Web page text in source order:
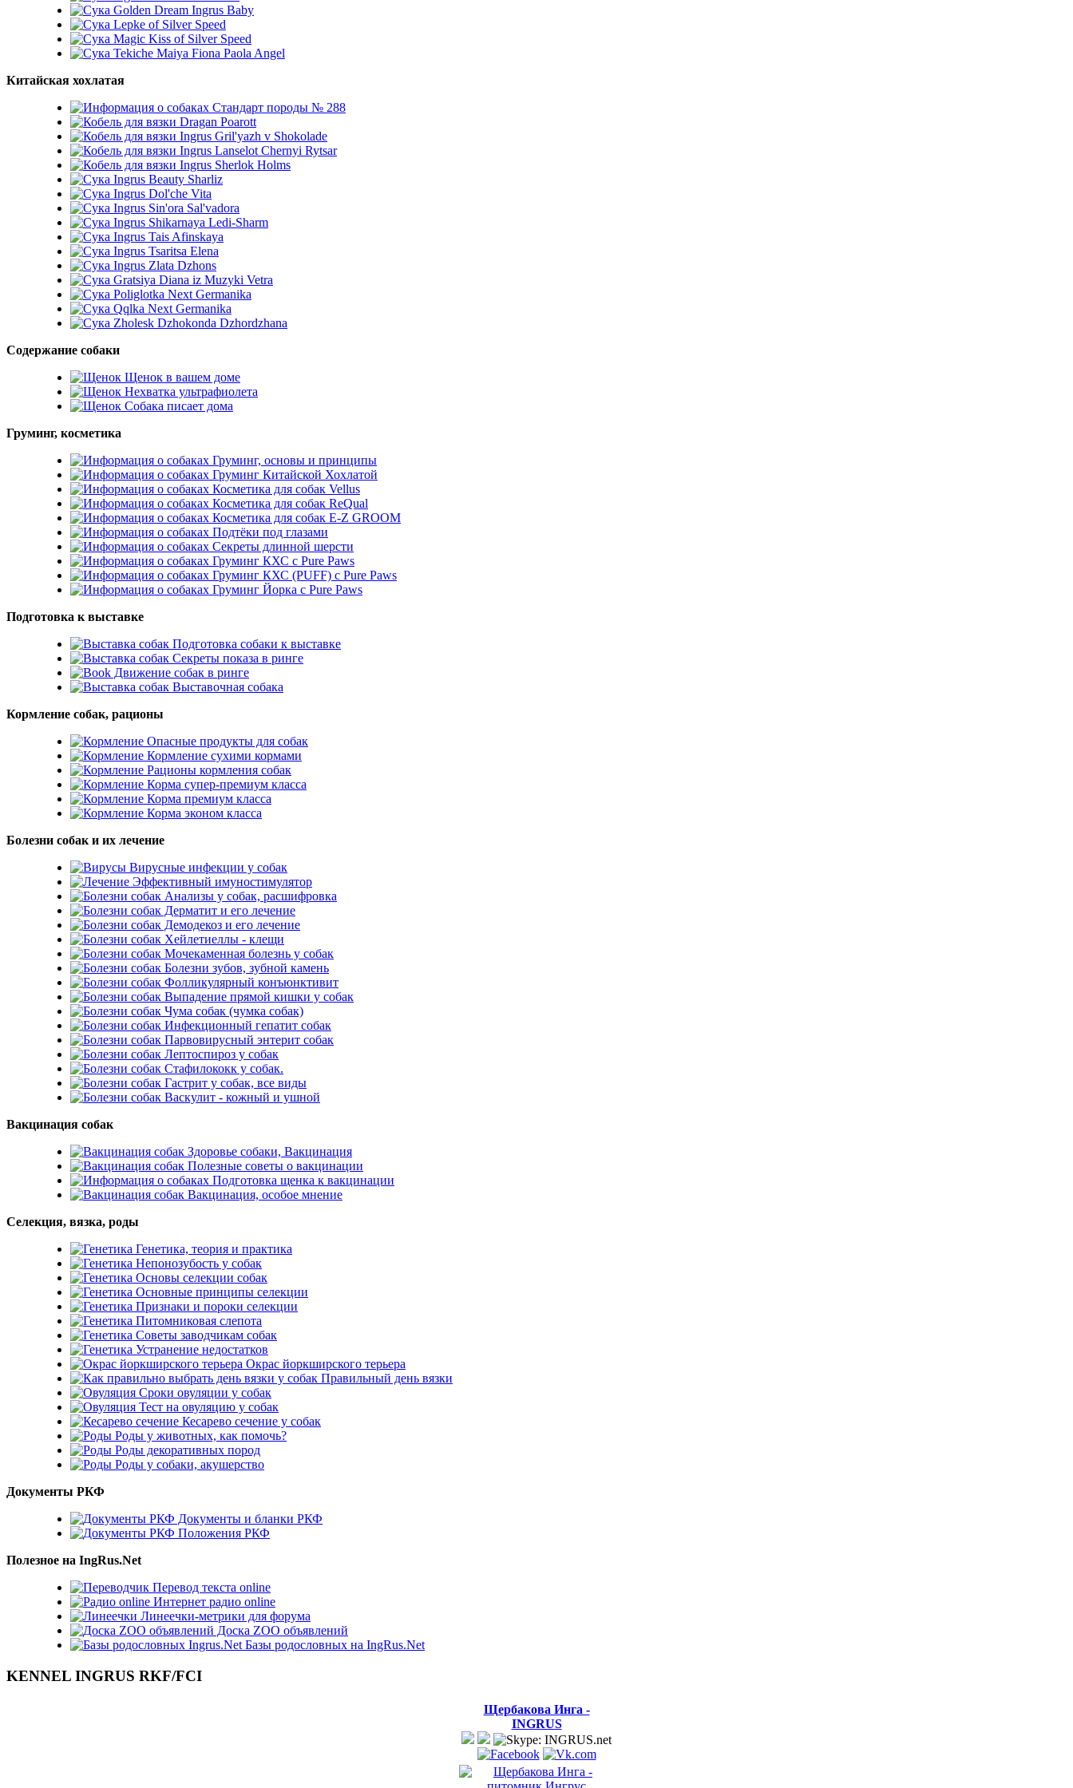
Golden Dream Ingrus Baby
Lepke of Silver Speed
Magic Kiss of Silver Speed
Tekiche Maiya Fiona Paola Angel
Китайская хохлатая
Стандарт породы № 288
Dragan Poarott
Ingrus Gril'yazh v Shokolade
Ingrus Lanselot Chernyi Rytsar
Ingrus Sherlok Holms
Ingrus Beauty Sharliz
Ingrus Dol'che Vita
Ingrus Sin'ora Sal'vadora
Ingrus Shikarnaya Ledi-Sharm
Ingrus Tais Afinskaya
Ingrus Tsaritsa Elena
Ingrus Zlata Dzhons
Gratsiya Diana iz Muzyki Vetra
Poliglotka Next Germanika
Qqlka Next Germanika
Zholesk Dzhokonda Dzhordzhana
Содержание собаки
Щенок в вашем доме
Нехватка ультрафиолета
Собака писает дома
Груминг, косметика
Груминг, основы и принципы
Груминг Китайской Хохлатой
Косметика для собак Vellus
Косметика для собак ReQual
Косметика для собак E-Z GROOM
Подтёки под глазами
Секреты длинной шерсти
Груминг КХС с Pure Paws
Груминг КХС (PUFF) с Pure Paws
Груминг Йорка с Pure Paws
Подготовка к выставке
Подготовка собаки к выставке
Секреты показа в ринге
Движение собак в ринге
Выставочная собака
Кормление собак, рационы
Опасные продукты для собак
Кормление сухими кормами
Рационы кормления собак
Корма супер-премиум класса
Корма премиум класса
Корма эконом класса
Болезни собак и их лечение
Вирусные инфекции у собак
Эффективный имуностимулятор
Анализы у собак, расшифровка
Дерматит и его лечение
Демодекоз и его лечение
Хейлетиеллы - клещи
Мочекаменная болезнь у собак
Болезни зубов, зубной камень
Фолликулярный конъюнктивит
Выпадение прямой кишки у собак
Чума собак (чумка собак)
Инфекционный гепатит собак
Парвовирусный энтерит собак
Лептоспироз у собак
Стафилококк у собак.
Гастрит у собак, все виды
Васкулит - кожный и ушной
Вакцинация собак
Здоровье собаки, Вакцинация
Полезные советы о вакцинации
Подготовка щенка к вакцинации
Вакцинация, особое мнение
Селекция, вязка, роды
Генетика, теория и практика
Непонозубость у собак
Основы селекции собак
Основные принципы селекции
Признаки и пороки селекции
Питомниковая слепота
Советы заводчикам собак
Устранение недостатков
Окрас йоркширского терьера
Правильный день вязки
Сроки овуляции у собак
Тест на овуляцию у собак
Кесарево сечение у собак
Роды у животных, как помочь?
Роды декоративных пород
Роды у собаки, акушерство
Документы РКФ
Документы и бланки РКФ
Положения РКФ
Полезное на IngRus.Net
Перевод текста online
Интернет радио online
Линеечки-метрики для форума
Доска ZOO объявлений
Базы родословных на IngRus.Net
KENNEL INGRUS RKF/FCI
Щербакова Инга -
INGRUS